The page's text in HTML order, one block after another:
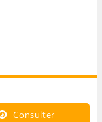
Consulter